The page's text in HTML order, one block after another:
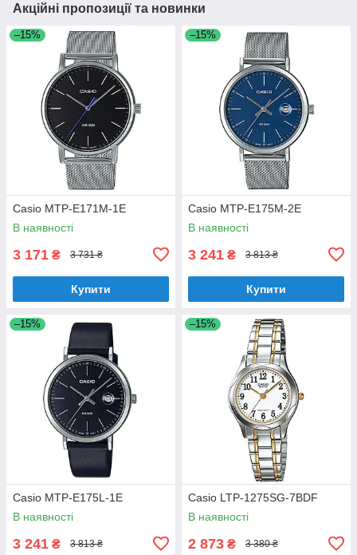
Акційні пропозиції та новинки
–15%
Casio MTP-E171M-1E
В наявності
3 171 ₴ 3 731 ₴
Купити
–15%
Casio MTP-E175M-2E
В наявності
3 241 ₴ 3 813 ₴
Купити
–15%
Casio MTP-E175L-1E
В наявності
3 241 ₴ 3 813 ₴
–15%
Casio LTP-1275SG-7BDF
В наявності
2 873 ₴ 3 380 ₴